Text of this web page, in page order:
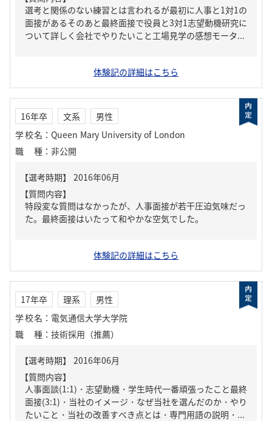
選考と関係のない練習とは言われるが最初に人事と1対1の
面接があるそのあと最終面接で役員と3対1志望動機研究に
ついて詳しく会社でやりたいこと工場見学の感想モータ...
体験記の詳細はこちら
16年卒 文系
男性
学校名 ： Queen Mary University of London
職種 ： 非公開
【質問内容】
特段変な質問はなかったが、人事面接が若干圧迫気味だっ
た。最終面接はいたって和やかな空気でした。
体験記の詳細はこちら
17年卒 理系
男性
学校名 ： 電気通信大学大学院
職種 ： 技術採用（推薦）
【質問内容】
人事面談(1:1)・志望動機・学生時代一番頑張ったこと最終
面接(3:1)・当社のイメージ・なぜ当社を選んだのか・やり
たいこと・当社の改善すべき点とは・専門用語の説明・...